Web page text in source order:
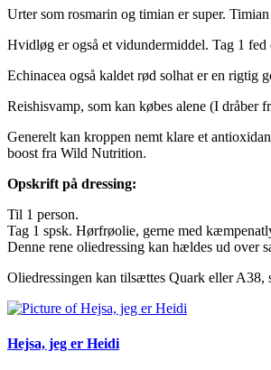
Urter som rosmarin og timian er super.
Hvidløg er også et vidundermiddel. Tag 1 fed
Echinacea også kaldet rød solhat er en rigtig
Reishisvamp, som kan købes alene (I
Generelt kan kroppen nemt klare et
boost fra Wild Nutrition.
Opskrift på dressing:
Til 1 person.
Tag 1 spsk. Hørfrøolie, gerne med
Denne rene oliedressing kan hældes ud over
Oliedressingen kan tilsættes Quark eller A38,
Hejsa, jeg er Heidi